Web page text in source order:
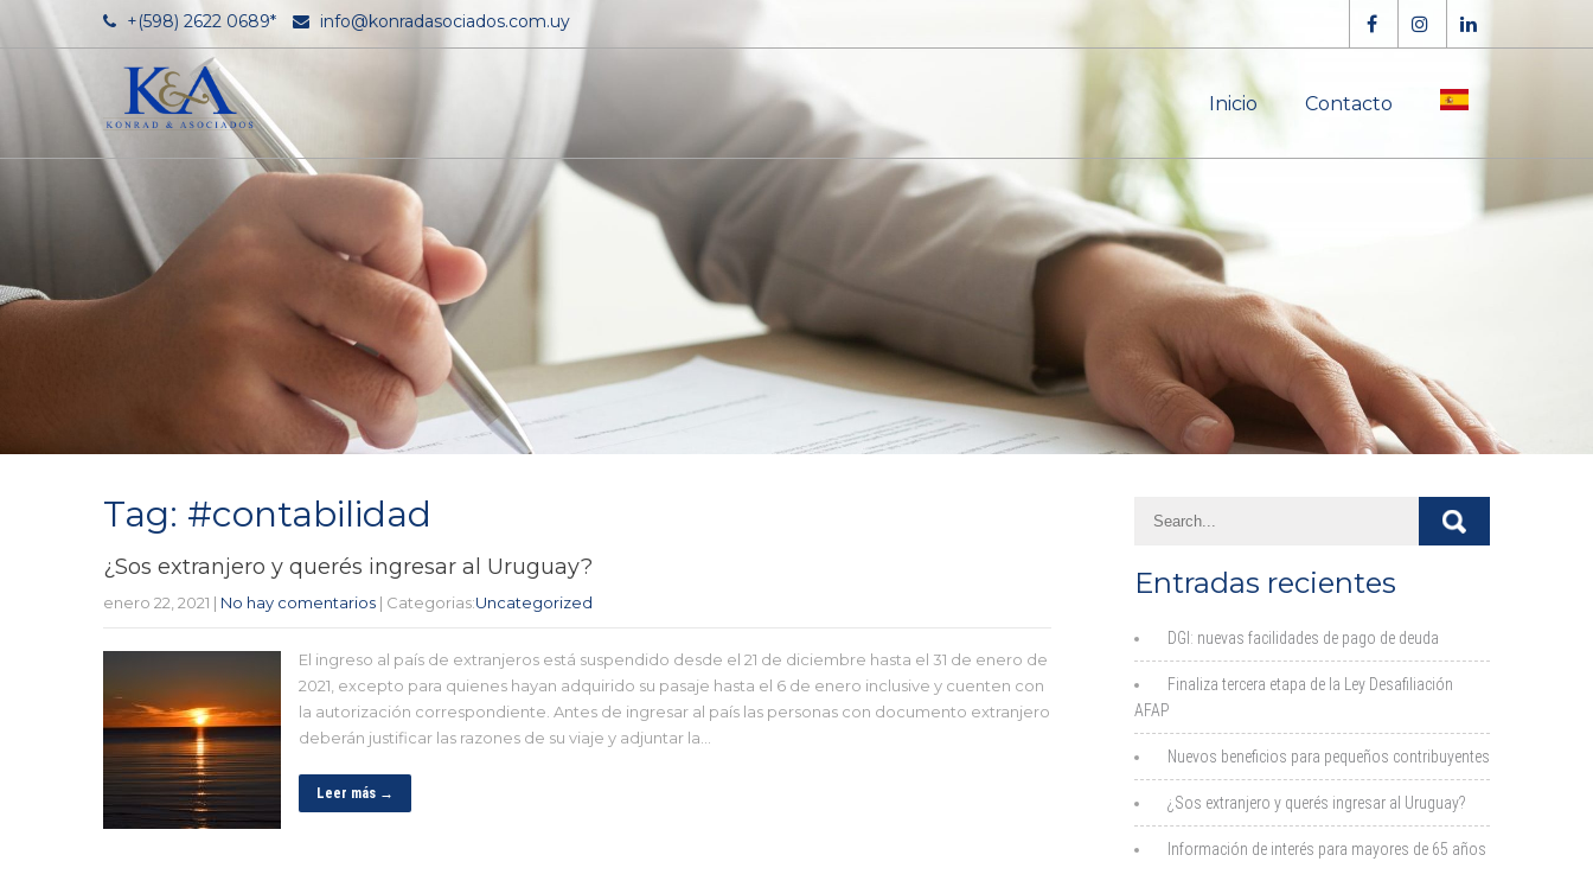
+(598) 2622 0689* info@konradasociados.com.uy
Inicio Contacto
Tag: #contabilidad
¿Sos extranjero y querés ingresar al Uruguay?
enero 22, 2021 | No hay comentarios | Categorias:Uncategorized
El ingreso al país de extranjeros está suspendido desde el 21 de diciembre hasta el 31 de enero de
2021, excepto para quienes hayan adquirido su pasaje hasta el 6 de enero inclusive y cuenten con
la autorización correspondiente. Antes de ingresar al país las personas con documento extranjero
deberán justificar las razones de su viaje y adjuntar la…
Leer más →
Entradas recientes
DGI: nuevas facilidades de pago de deuda
Finaliza tercera etapa de la Ley Desafiliación
AFAP
Nuevos beneficios para pequeños contribuyentes
¿Sos extranjero y querés ingresar al Uruguay?
Información de interés para mayores de 65 años